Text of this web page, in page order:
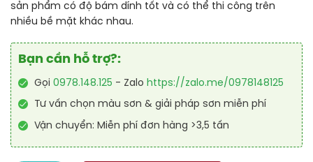
sản phẩm có độ bám dính tốt và có thể thi công trên
nhiều bề mặt khác nhau.
Bạn cần hỗ trợ?:
Gọi 0978.148.125 - Zalo https://zalo.me/0978148125
Tư vấn chọn màu sơn & giải pháp sơn miễn phí
Vận chuyển: Miễn phí đơn hàng >3,5 tấn